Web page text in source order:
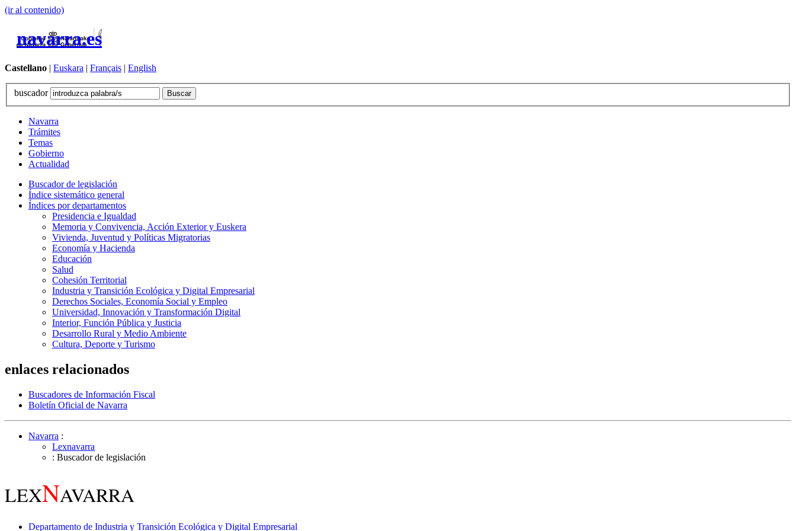
(ir al contenido)
navarra.es
Castellano | Euskara | Français | English
buscador
Navarra
Trámites
Temas
Gobierno
Actualidad
Buscador de legislación
Índice sistemático general
Índices por departamentos
Presidencia e Igualdad
Memoria y Convivencia, Acción Exterior y Euskera
Vivienda, Juventud y Políticas Migratorias
Economía y Hacienda
Educación
Salud
Cohesión Territorial
Industria y Transición Ecológica y Digital Empresarial
Derechos Sociales, Economía Social y Empleo
Universidad, Innovación y Transformación Digital
Interior, Función Pública y Justicia
Desarrollo Rural y Medio Ambiente
Cultura, Deporte y Turismo
enlaces relacionados
Buscadores de Información Fiscal
Boletín Oficial de Navarra
Navarra :
Lexnavarra
: Buscador de legislación
LEXNAVARRA
Departamento de Industria y Transición Ecológica y Digital Empresarial